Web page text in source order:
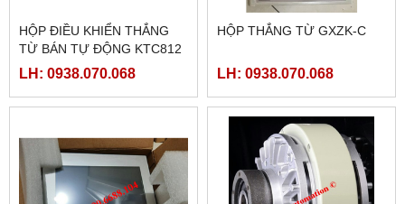
HỘP ĐIỀU KHIỂN THẮNG
TỪ BÁN TỰ ĐỘNG KTC812
LH: 0938.070.068
HỘP THẮNG TỪ GXZK-C
LH: 0938.070.068